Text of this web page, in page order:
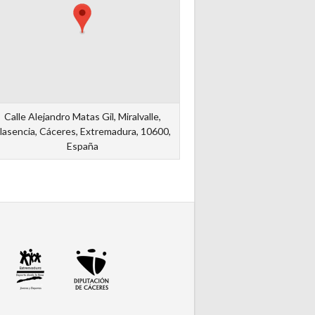
Calle Alejandro Matas Gil, Miralvalle,
Cáceres, Extremadura, 10600,
España